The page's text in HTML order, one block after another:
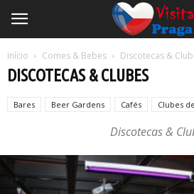
Início Comes & Bebes Discotecas &
DISCOTECAS & CLUBES
Bares Beer Gardens Cafés Clubes
Discotecas &